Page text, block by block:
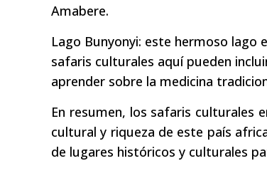
Amabere.
Lago Bunyonyi: este hermoso lago
safaris culturales aquí pueden
aprender sobre la medicina
En resumen, los safaris culturales
cultural y riqueza de este país
de lugares históricos y culturales